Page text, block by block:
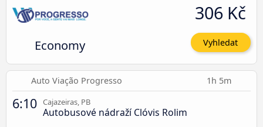
Economy
306 Kč
Vyhledat
Auto Viação Progresso 1h 5m
6:10 Cajazeiras, PB
Autobusové nádraží Clóvis Rolim